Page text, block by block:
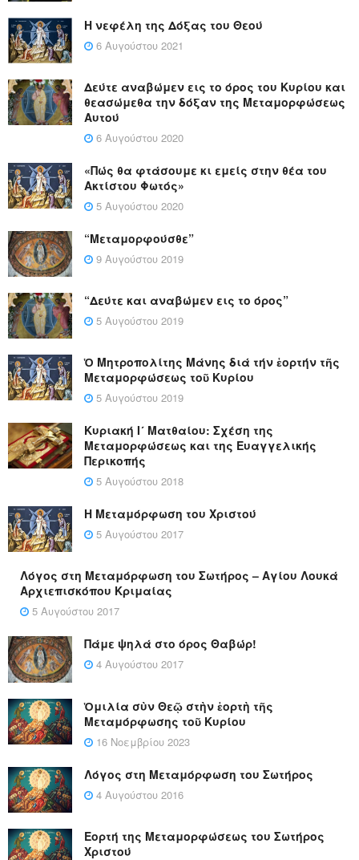
Η νεφέλη της Δόξας του Θεού
6 Αυγούστου 2021
Δεύτε αναβώμεν εις το όρος του Κυρίου και
θεασώμεθα την δόξαν της Μεταμορφώσεως
Αυτού
6 Αυγούστου 2020
«Πώς θα φτάσουμε κι εμείς στην θέα του
Ακτίστου Φωτός»
5 Αυγούστου 2020
“Μεταμορφούσθε”
9 Αυγούστου 2019
“Δεύτε και αναβώμεν εις το όρος”
5 Αυγούστου 2019
Ὁ Μητροπολίτης Μάνης διά τήν ἑορτήν τῆς
Μεταμορφώσεως τοῦ Κυρίου
5 Αυγούστου 2019
Κυριακή Ι´ Ματθαίου: Σχέση της
Μεταμορφώσεως και της Ευαγγελικής
Περικοπής
5 Αυγούστου 2018
Η Μεταμόρφωση του Χριστού
5 Αυγούστου 2017
Λόγος στη Μεταμόρφωση του Σωτήρος – Αγίου Λουκά
Αρχιεπισκόπου Κριμαίας
5 Αυγούστου 2017
Πάμε ψηλά στο όρος Θαβώρ!
4 Αυγούστου 2017
Ὁμιλία σὺν Θεῷ στὴν ἑορτὴ τῆς
Μεταμόρφωσης τοῦ Κυρίου
16 Νοεμβρίου 2023
Λόγος στη Μεταμόρφωση του Σωτήρος
4 Αυγούστου 2016
Εορτή της Μεταμορφώσεως του Σωτήρος
Χριστού